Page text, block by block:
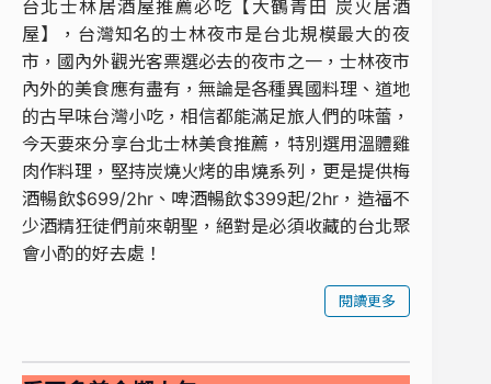
台北士林居酒屋推薦必吃【大鶴青田 炭火居酒
屋】，台灣知名的士林夜市是台北規模最大的夜
市，國內外觀光客票選必去的夜市之一，士林夜市
內外的美食應有盡有，無論是各種異國料理、道地
的古早味台灣小吃，相信都能滿足旅人們的味蕾，
今天要來分享台北士林美食推薦，特別選用溫體雞
肉作料理，堅持炭燒火烤的串燒系列，更是提供梅
酒暢飲$699/2hr、啤酒暢飲$399起/2hr，造福不
少酒精狂徒們前來朝聖，絕對是必須收藏的台北聚
會小酌的好去處！
閱讀更多